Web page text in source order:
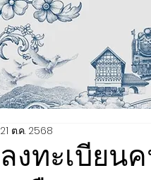
ลงทะเบียน
21 ต.ค. 2568